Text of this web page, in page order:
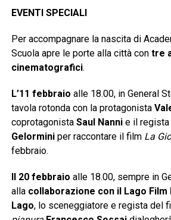
EVENTI SPECIALI
Per accompagnare la nascita di
Scuola apre le porte alla città con tre
cinematografici.
L’11 febbraio alle 18.00, in General
tavola rotonda con la protagonista
coprotagonista Saul Nanni e il regista
Gelormini per raccontare il film La
febbraio.
Il 20 febbraio alle 18.00, sempre in
alla collaborazione con il Lago
Lago, lo sceneggiatore e regista del